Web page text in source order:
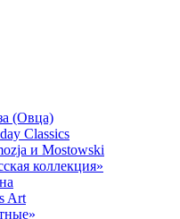
(Овца)
Classics
и Mostowski
коллекция»
Art